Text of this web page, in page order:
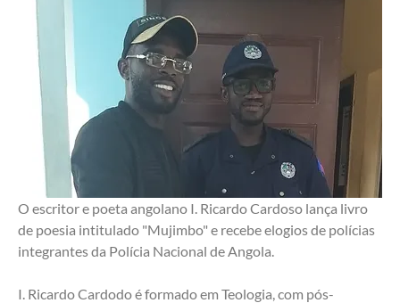
O escritor e poeta angolano I. Ricardo Cardoso lança livro
de poesia intitulado "Mujimbo" e recebe elogios de polícias
integrantes da Polícia Nacional de Angola.
I. Ricardo Cardodo é formado em Teologia, com pós-